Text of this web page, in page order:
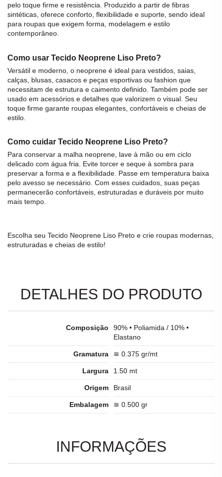
pelo toque firme e resistência. Produzido a partir de fibras
sintéticas, oferece conforto, flexibilidade e suporte, sendo ideal
para roupas que exigem forma, modelagem e estilo
contemporâneo.
Como usar Tecido Neoprene Liso Preto?
Versátil e moderno, o neoprene é ideal para vestidos, saias,
calças, blusas, casacos e peças esportivas ou fashion que
necessitam de estrutura e caimento definido. Também pode ser
usado em acessórios e detalhes que valorizem o visual. Seu
toque firme garante roupas elegantes, confortáveis e cheias de
estilo.
Como cuidar Tecido Neoprene Liso Preto?
Para conservar a malha neoprene, lave à mão ou em ciclo
delicado com água fria. Evite torcer e seque à sombra para
preservar a forma e a flexibilidade. Passe em temperatura baixa
pelo avesso se necessário. Com esses cuidados, suas peças
permanecerão confortáveis, estruturadas e duráveis por muito
mais tempo.
Escolha seu Tecido Neoprene Liso Preto e crie roupas modernas,
estruturadas e cheias de estilo!
DETALHES DO PRODUTO
Composição
90% • Poliamida / 10% •
Elastano
Gramatura ≅ 0.375 gr/mt
Largura 1.50 mt
Origem Brasil
Embalagem ≅ 0.500 gr
INFORMAÇÕES